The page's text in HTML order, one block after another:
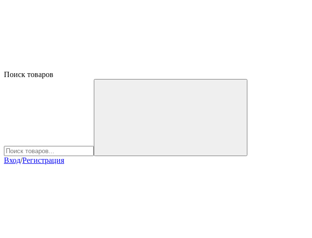
Поиск товаров
Вход/Регистрация